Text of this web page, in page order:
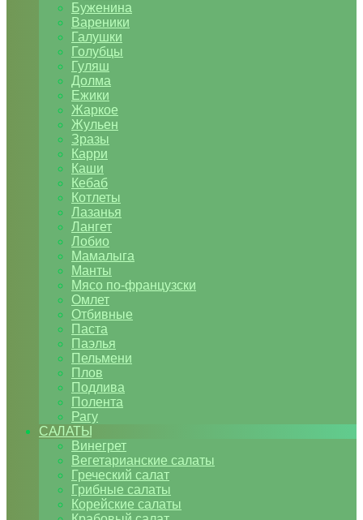
Буженина
Вареники
Галушки
Голубцы
Гуляш
Долма
Ежики
Жаркое
Жульен
Зразы
Карри
Каши
Кебаб
Котлеты
Лазанья
Лангет
Лобио
Мамалыга
Манты
Мясо по-французски
Омлет
Отбивные
Паста
Паэлья
Пельмени
Плов
Подлива
Полента
Рагу
САЛАТЫ
Винегрет
Вегетарианские салаты
Греческий салат
Грибные салаты
Корейские салаты